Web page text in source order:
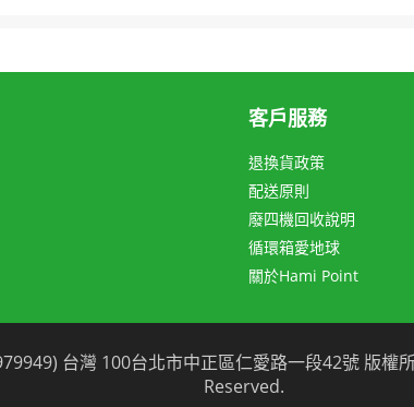
客戶服務
退換貨政策
配送原則
廢四機回收說明
循環箱愛地球
關於Hami Point
台灣 100台北市中正區仁愛路一段42號 版
Reserved.